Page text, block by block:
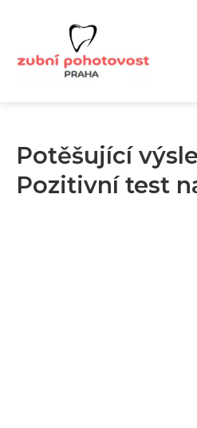
Potěšující
Pozitivní test